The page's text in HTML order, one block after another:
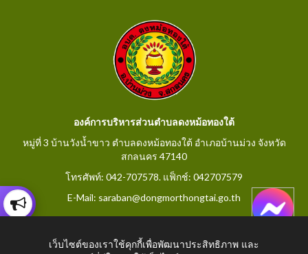
องค์การบริหารส่วนตำบลดงหม้อทองใต้
หมู่ที่ 3 บ้านวังน้ำขาว ตำบลดงหม้อทองใต้ อำเภอบ้านม่วง จังหวัด
สกลนคร 47140
โทรศัพท์: 042-707578. แฟ็กช์: 042707579
E-Mail: saraban@dongmorthongtai.go.th
เว็บไซต์ของเราใช้คุกกี้เพื่อพัฒนาประสิทธิภาพ และ